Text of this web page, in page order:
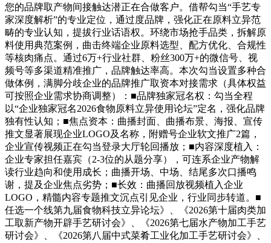
您的品牌取产物间接触达潜正在合做客户。借帮勾当“手艺专
家深度解析”的专业定位，通过度品牌，强化正在原料立异范
畴的专业认知，提拔行业话语权。环绕市场抢手品类，拆解原
料使用典范案例，曲击终端企业原料选型、配方优化、合规性
等核肉痛点。通过6万+行业社群、粉丝300万+的微信号、视
频号等多渠道精准推广，品牌触达率高。本次勾当设置多种合
做体例，满脚分歧企业的品牌推广取资本对接需求（具体权益
可按照企业需求协商调整）：■品牌独家冠名权：勾当全程
以“企业独家冠名2026食物原料立异使用论坛”定名，强化品牌
独有性认知；■焦点资本：曲播封面、曲播布景、海报、宣传
推文显著展现企业LOGO及名称，附赠号企业软文推广2篇，
企业宣传视频正在勾当登录大厅轮回播放；■内容深度植入：
企业专家担任嘉宾（2-3位的从题分享），可连系企业产物解
读行业趋向和使用成长；曲播开场、中场、结尾多次口播鸣
谢，提及企业焦点劣势；■长效：曲播回放视频植入企业
LOGO，精髓内容专题推文沉点引见企业，行业同步转道。■
任选一个线第九届食物科技立异论坛》、《2026第十届肉类加
工取新产物开辟手艺研讨会》、《2026第七届水产物加工手艺
研讨会》、《2026第八届中式菜肴工业化加工手艺研讨会》、